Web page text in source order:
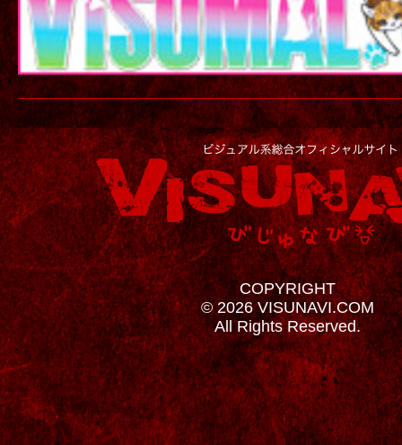
COPYRIGHT
© 2026 VISUNAVI.COM
All Rights Reserved.